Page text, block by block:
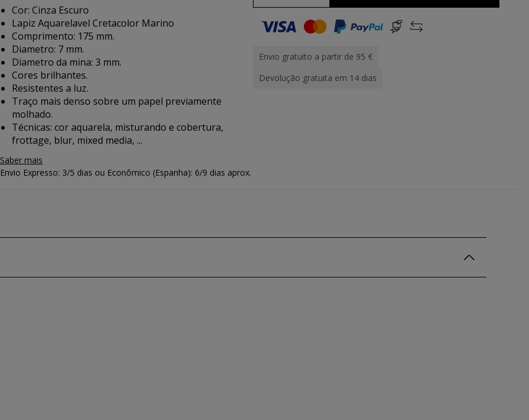
Cor: Cinza Escuro
Lapiz Aquarelavel Cretacolor Marino
Comprimento: 175 mm.
Diametro: 7 mm.
Diametro da mina: 3 mm.
Cores brilhantes.
Resistentes a luz.
Traço mais denso sobre um papel previamente
molhado.
Técnicas: cor aquarela, misturando e cobertura,
frottage, blur, mixed media, ...
Saber mais
Envio gratuito a partir de 95 €
Devolução gratuita em 14 dias
Envio Expresso: 3/5 dias ou Econômico (Espanha): 6/9 dias aprox.